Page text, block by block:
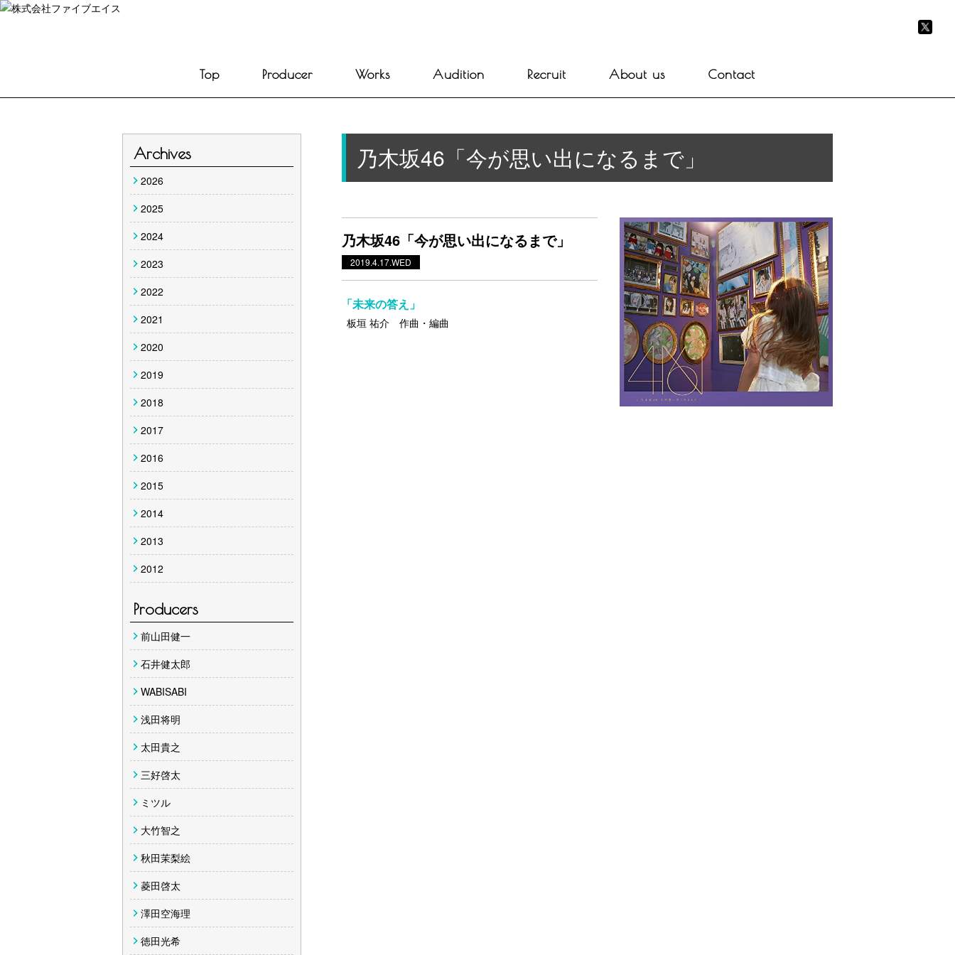
Top Producer Works Audition Recruit About us Contact
Archives
2026
2025
2024
2023
2022
2021
2020
2019
2018
2017
2016
2015
2014
2013
2012
Producers
前山田健一
石井健太郎
WABISABI
浅田将明
太田貴之
三好啓太
ミツル
大竹智之
秋田茉梨絵
菱田啓太
澤田空海理
徳田光希
乃木坂46「今が思い出になるまで」
乃木坂46「今が思い出になるまで」
2019.4.17.WED
「未来の答え」
板垣 祐介 作曲・編曲